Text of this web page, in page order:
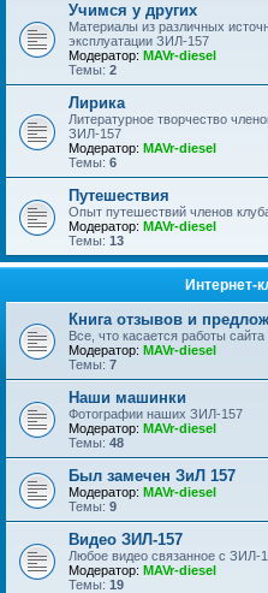
Учимся у других
Материалы из различных
эксплуатации ЗИЛ-157
Модератор: MAVr-diesel
Темы: 2
Лирика
Литературное творчество
ЗИЛ-157
Модератор: MAVr-diesel
Темы: 6
Путешествия
Опыт путешествий членов
Модератор: MAVr-diesel
Темы: 13
Интернет-
Книга отзывов и
Все, что касается работы
Модератор: MAVr-diesel
Темы: 7
Наши машинки
Фотографии наших ЗИЛ-157
Модератор: MAVr-diesel
Темы: 48
Был замечен ЗиЛ 157
Модератор: MAVr-diesel
Темы: 9
Видео ЗИЛ-157
Любое видео связанное с ЗИЛ-
Модератор: MAVr-diesel
Темы: 19